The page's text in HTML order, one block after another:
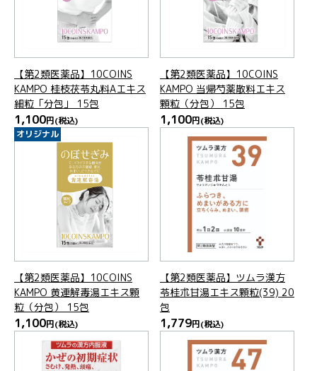
【第2類医薬品】10COINS
KAMPO 桂枝茯苓丸料Aエキス
細粒「分包」 15包
1,100円(税込)
【第2類医薬品】10COINS
KAMPO 当帰芍薬散料エキス
顆粒（分包） 15包
1,100円(税込)
オリジナル
【第2類医薬品】10COINS
KAMPO 黄連解毒湯エキス顆
粒（分包） 15包
1,100円(税込)
【第2類医薬品】ツムラ漢方
苓桂朮甘湯エキス顆粒(39) 20
包
1,779円(税込)